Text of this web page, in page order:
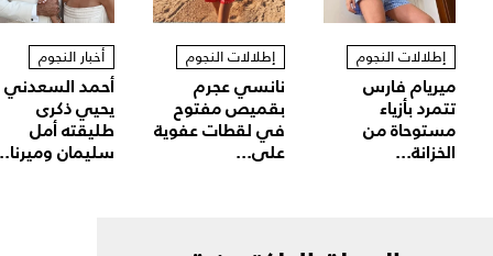
إطلالات النجوم
ميريام فارس
تتمرد بأزياء
مستوحاة من
الخزانة...
إطلالات النجوم
نانسي عجرم
بقميص مفتوح
في لقطات عفوية
على...
أخبار النجوم
أحمد السعدني
يحيي ذكرى
طليقته أمل
سليمان